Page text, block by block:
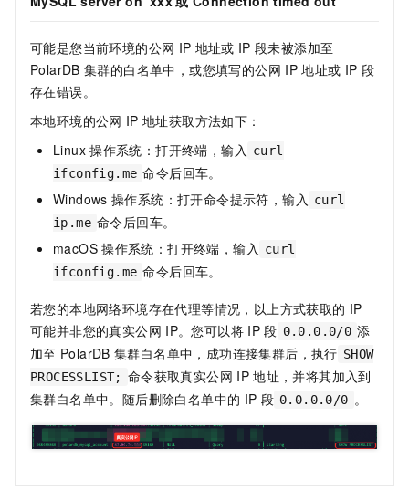
可能是您当前环境的公网 IP 地址或 IP 段未被添加至
PolarDB 集群的白名单中，或您填写的公网 IP 地址或 IP 段
存在错误。
本地环境的公网 IP 地址获取方法如下：
Linux 操作系统：打开终端，输入 curl
ifconfig.me 命令后回车。
Windows 操作系统：打开命令提示符，输入 curl
ip.me 命令后回车。
macOS 操作系统：打开终端，输入 curl
ifconfig.me 命令后回车。
若您的本地网络环境存在代理等情况，以上方式获取的 IP
可能并非您的真实公网 IP。您可以将 IP 段 0.0.0.0/0 添
加至 PolarDB 集群白名单中，成功连接集群后，执行 SHOW
PROCESSLIST; 命令获取真实公网 IP 地址，并将其加入到
集群白名单中。随后删除白名单中的 IP 段 0.0.0.0/0 。